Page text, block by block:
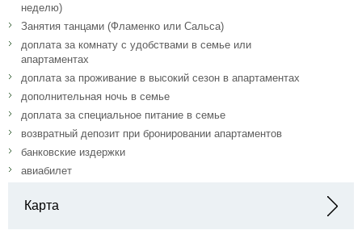
неделю)
Занятия танцами (Фламенко или Сальса)
доплата за комнату с удобствами в семье или
апартаментах
доплата за проживание в высокий сезон в апартаментах
дополнительная ночь в семье
доплата за специальное питание в семье
возвратный депозит при бронировании апартаментов
банковские издержки
авиабилет
Карта